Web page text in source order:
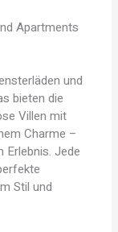
Apartments
und
bieten die
Villen mit
Charme –
Erlebnis. Jede
Stil und